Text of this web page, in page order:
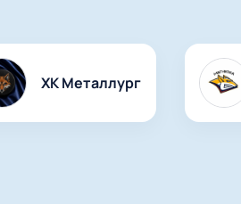
ХК Металлург